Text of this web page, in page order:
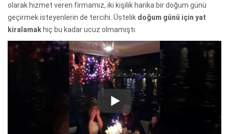
olarak hizmet veren firmamız, iki kişilik harika bir doğum günü
geçirmek isteyenlerin de tercihi. Üstelik doğum günü için yat
kiralamak hiç bu kadar ucuz olmamıştı.